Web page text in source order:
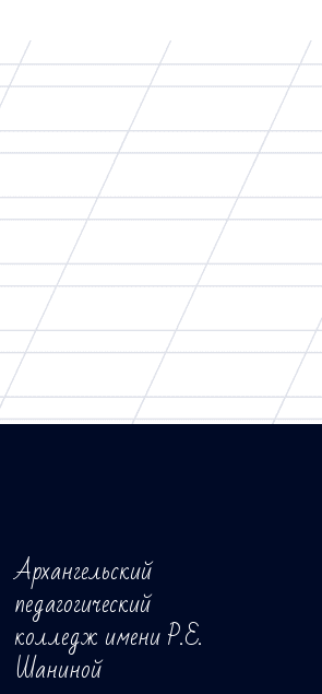
Архангельский
педагогический
колледж имени Р.Е.
Шаниной